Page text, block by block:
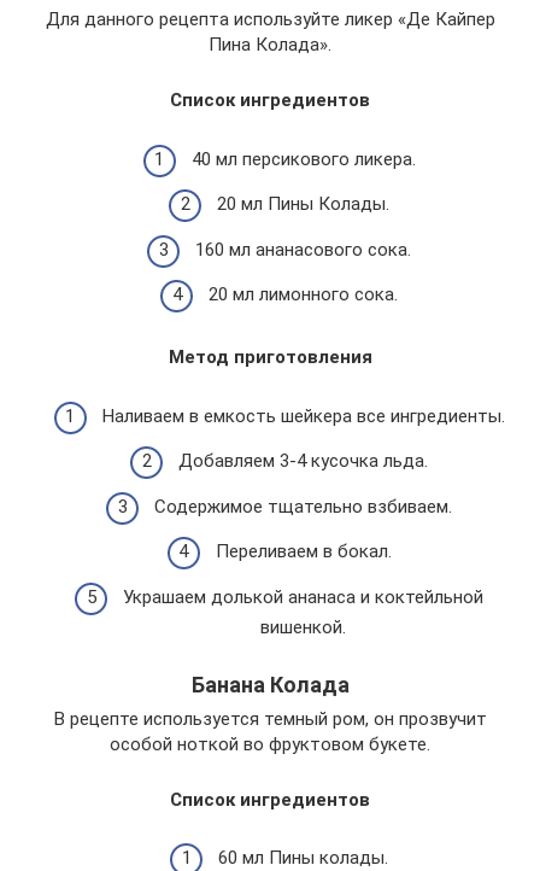
Для данного рецепта используйте ликер «Де Кайпер
Пина Колада».
Список ингредиентов
40 мл персикового ликера.
20 мл Пины Колады.
160 мл ананасового сока.
20 мл лимонного сока.
Метод приготовления
Наливаем в емкость шейкера все ингредиенты.
Добавляем 3-4 кусочка льда.
Содержимое тщательно взбиваем.
Переливаем в бокал.
Украшаем долькой ананаса и коктейльной
вишенкой.
Банана Колада
В рецепте используется темный ром, он прозвучит
особой ноткой во фруктовом букете.
Список ингредиентов
60 мл Пины колады.